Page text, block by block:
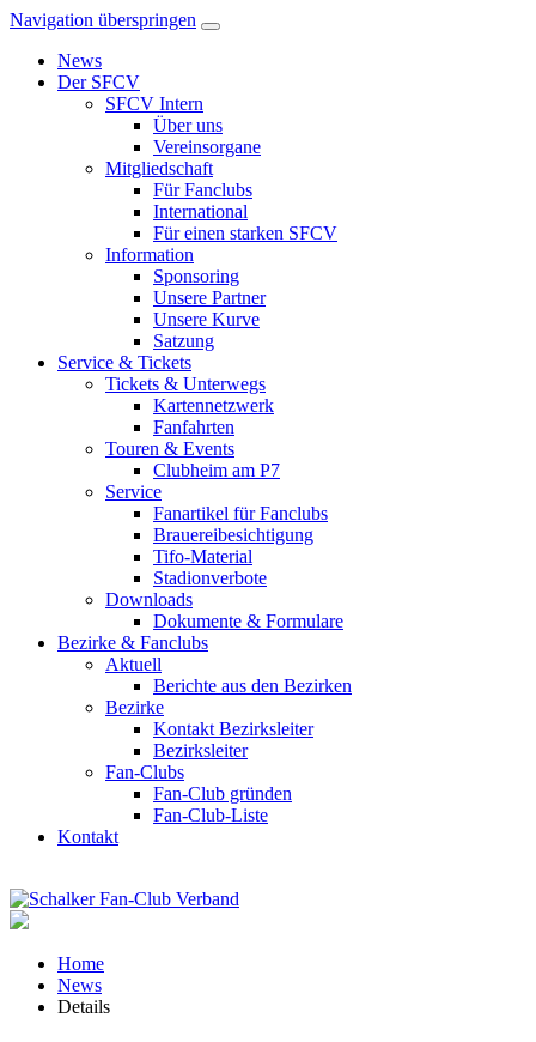
Navigation überspringen
News
Der SFCV
SFCV Intern
Über uns
Vereinsorgane
Mitgliedschaft
Für Fanclubs
International
Für einen starken SFCV
Information
Sponsoring
Unsere Partner
Unsere Kurve
Satzung
Service & Tickets
Tickets & Unterwegs
Kartennetzwerk
Fanfahrten
Touren & Events
Clubheim am P7
Service
Fanartikel für Fanclubs
Brauereibesichtigung
Tifo-Material
Stadionverbote
Downloads
Dokumente & Formulare
Bezirke & Fanclubs
Aktuell
Berichte aus den Bezirken
Bezirke
Kontakt Bezirksleiter
Bezirksleiter
Fan-Clubs
Fan-Club gründen
Fan-Club-Liste
Kontakt
Home
News
Details